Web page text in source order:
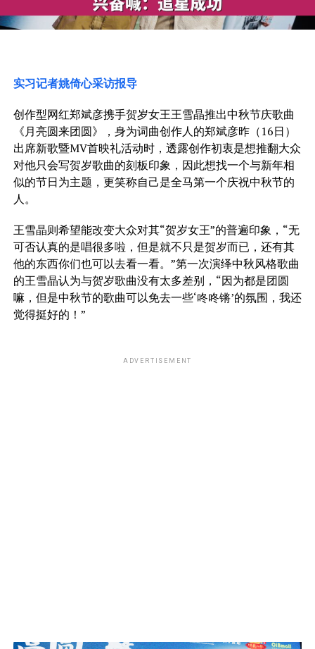
实习记者姚倚心采访报导
创作型网红郑斌彦携手贺岁女王王雪晶推出中秋节庆歌曲
《月亮圆来团圆》，身为词曲创作人的郑斌彦昨（16日）
出席新歌暨MV首映礼活动时，透露创作初衷是想推翻大众
对他只会写贺岁歌曲的刻板印象，因此想找一个与新年相
似的节日为主题，更笑称自己是全马第一个庆祝中秋节的
人。
王雪晶则希望能改变大众对其“贺岁女王”的普遍印象，“无
可否认真的是唱很多啦，但是就不只是贺岁而已，还有其
他的东西你们也可以去看一看。”第一次演绎中秋风格歌曲
的王雪晶认为与贺岁歌曲没有太多差别，“因为都是团圆
嘛，但是中秋节的歌曲可以免去一些‘咚咚锵’的氛围，我还
觉得挺好的！”
ADVERTISEMENT